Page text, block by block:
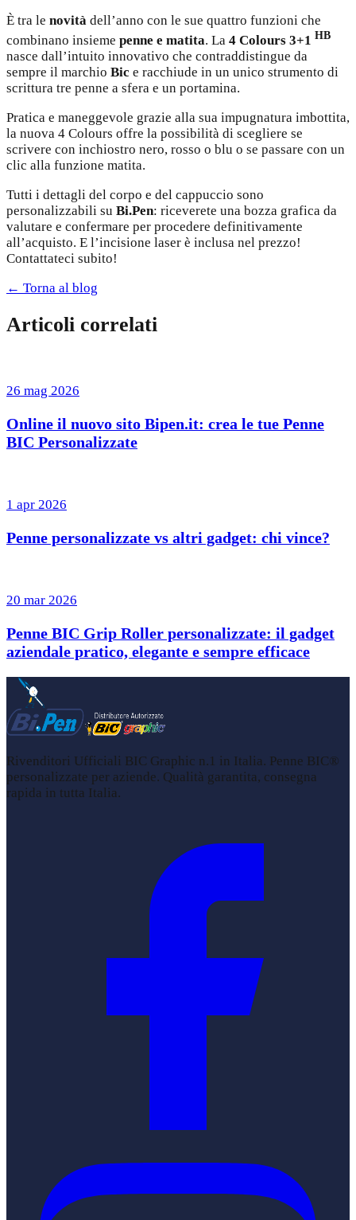
È tra le novità dell’anno con le sue quattro funzioni che
combinano insieme penne e matita. La 4 Colours 3+1 HB
nasce dall’intuito innovativo che contraddistingue da
sempre il marchio Bic e racchiude in un unico strumento di
scrittura tre penne a sfera e un portamina.
Pratica e maneggevole grazie alla sua impugnatura imbottita,
la nuova 4 Colours offre la possibilità di scegliere se
scrivere con inchiostro nero, rosso o blu o se passare con un
clic alla funzione matita.
Tutti i dettagli del corpo e del cappuccio sono
personalizzabili su Bi.Pen: riceverete una bozza grafica da
valutare e confermare per procedere definitivamente
all’acquisto. E l’incisione laser è inclusa nel prezzo!
Contattateci subito!
← Torna al blog
Articoli correlati
26 mag 2026
Online il nuovo sito Bipen.it: crea le tue Penne
BIC Personalizzate
1 apr 2026
Penne personalizzate vs altri gadget: chi vince?
20 mar 2026
Penne BIC Grip Roller personalizzate: il gadget
aziendale pratico, elegante e sempre efficace
Rivenditori Ufficiali BIC Graphic n.1 in Italia. Penne BIC®
personalizzate per aziende. Qualità garantita, consegna
rapida in tutta Italia.